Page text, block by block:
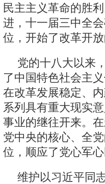
民主主义革命的胜
进，十一届三中全
位，开始了改革开
党的十八大以来
了中国特色社会主
在改革发展稳定、
系列具有重大现实
事业的继往开来。
党中央的核心、全
位，顺应了党心军
维护以习近平同